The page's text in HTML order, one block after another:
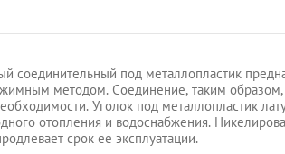
соединительный под металлопластик
методом. Соединение, таким образом,
Уголок под металлопластик
отопления и водоснабжения.
срок ее эксплуатации.